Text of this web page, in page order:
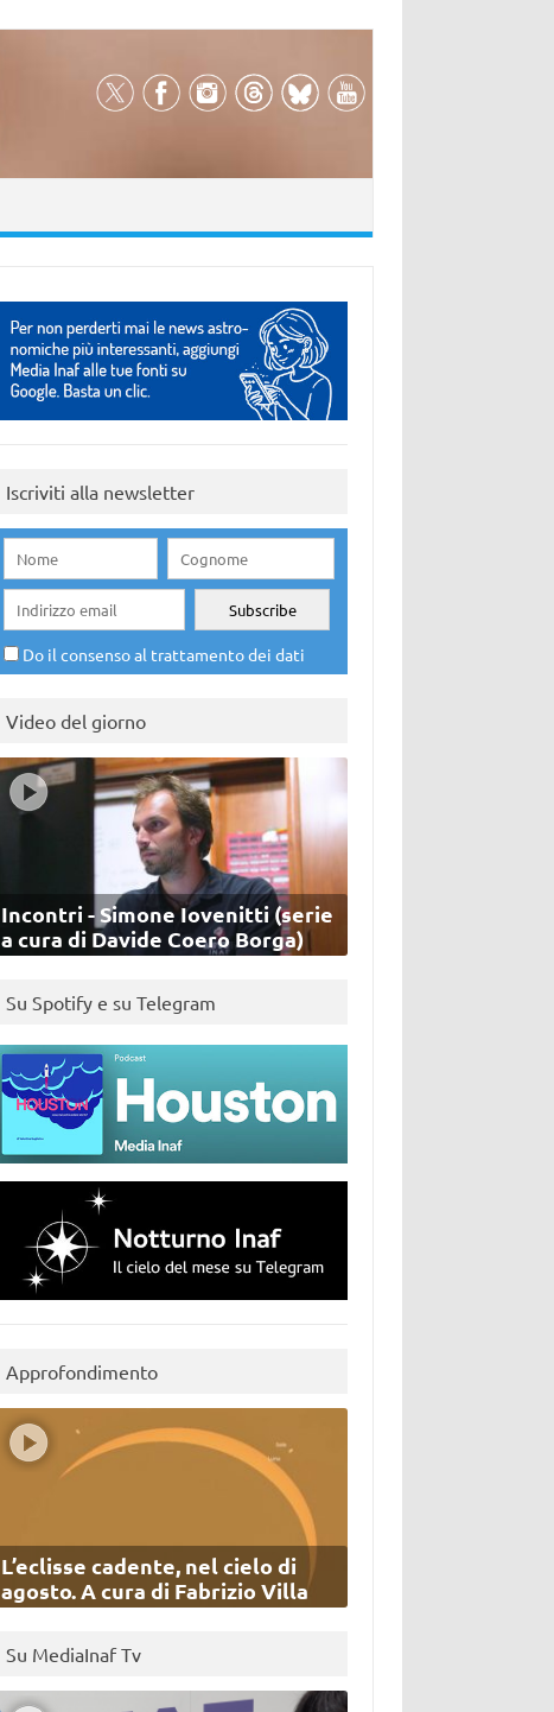
Iscriviti alla newsletter
Do il consenso al trattamento dei dati
Video del giorno
Incontri - Simone Iovenitti (serie
a cura di Davide Coero Borga)
Su Spotify e su Telegram
Approfondimento
L’eclisse cadente, nel cielo di
agosto. A cura di Fabrizio Villa
Su MediaInaf Tv